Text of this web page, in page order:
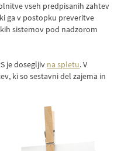
vseh predpisanih zahtev
ga v postopku preveritve
sistemov pod nadzorom
je dosegljiv na spletu. V
ki so sestavni del zajema in